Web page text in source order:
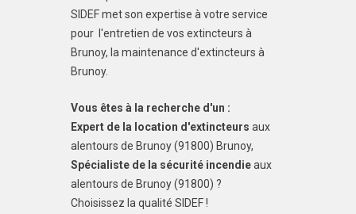
SIDEF met son expertise à votre service
pour l'entretien de vos extincteurs à
Brunoy, la maintenance d'extincteurs à
Brunoy.
Vous êtes à la recherche d'un :
Expert de la location d'extincteurs aux
alentours de Brunoy (91800) Brunoy,
Spécialiste de la sécurité incendieaux
alentours de Brunoy (91800) ?
Choisissez la qualité SIDEF !